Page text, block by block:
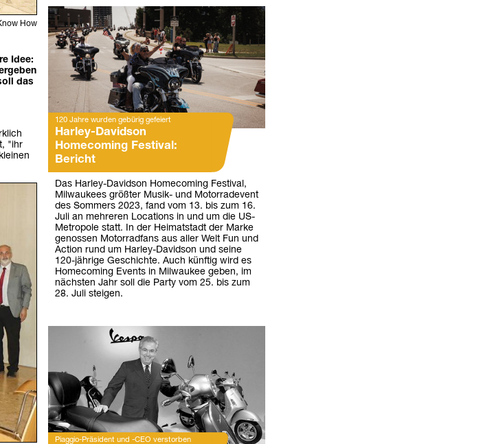
How
Idee:
das
"ihr
120 Jahre wurden gebürig gefeiert
Harley-Davidson
Homecoming Festival:
Bericht
Das Harley-Davidson Homecoming Festival,
Milwaukees größter Musik- und Motorradevent
des Sommers 2023, fand vom 13. bis zum 16.
Juli an mehreren Locations in und um die US-
Metropole statt. In der Heimatstadt der Marke
genossen Motorradfans aus aller Welt Fun und
Action rund um Harley-Davidson und seine
120-jährige Geschichte. Auch künftig wird es
Homecoming Events in Milwaukee geben, im
nächsten Jahr soll die Party vom 25. bis zum
28. Juli steigen.
Piaggio-Präsident und -CEO verstorben